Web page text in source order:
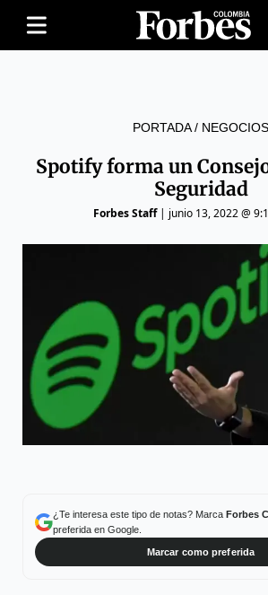
PORTADA/ NEGOCIOS
Spotify forma un
Seguridad
Forbes Staff| junio 13, 2022 @
¿Te interesa este tipo de notas? Marca Forbes
preferida en Google.
Marcar como preferida